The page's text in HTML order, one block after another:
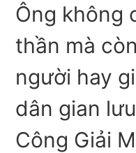
Ông không
thần mà
người hay
dân gian
Công Giải